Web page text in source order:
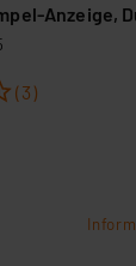
Anzeige,
(3)